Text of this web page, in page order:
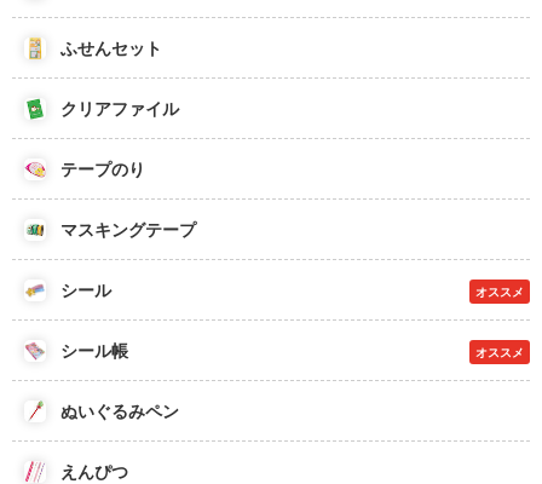
ふせんセット
クリアファイル
テープのり
マスキングテープ
シール オススメ
シール帳 オススメ
ぬいぐるみペン
えんぴつ